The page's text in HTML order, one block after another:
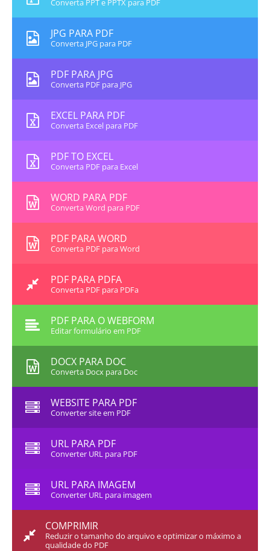
Converta PPT e PPTX para PDF
JPG PARA PDF
Converta JPG para PDF
PDF PARA JPG
Converta PDF para JPG
EXCEL PARA PDF
Converta Excel para PDF
PDF TO EXCEL
Converta PDF para Excel
WORD PARA PDF
Converta Word para PDF
PDF PARA WORD
Converta PDF para Word
PDF PARA PDFA
Converta PDF para PDFa
PDF PARA O WEBFORM
Editar formulário em PDF
DOCX PARA DOC
Converta Docx para Doc
WEBSITE PARA PDF
Converter site em PDF
URL PARA PDF
Converter URL para PDF
URL PARA IMAGEM
Converter URL para imagem
COMPRIMIR
Reduzir o tamanho do arquivo e optimizar o máximo a
qualidade do PDF